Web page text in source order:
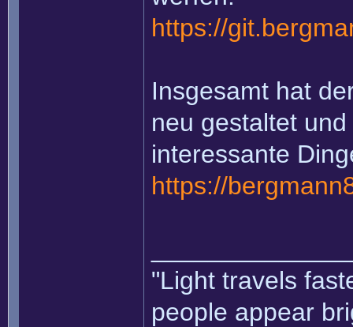
https://
Insgesamt hat
neu gestaltet
interessante
https://
"Light travels
people appear